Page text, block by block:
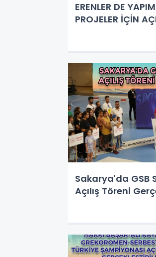
ERENLER DE
PROJELER İÇİN
Sakarya'da GSB
Açılış Töreni